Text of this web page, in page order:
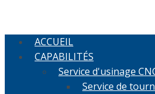
ACCUEIL
CAPABILITÉS
Service d'usinage
Service de